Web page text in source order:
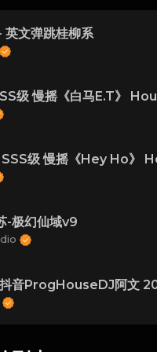
文弹跳桂柳系
-极幻仙域v9